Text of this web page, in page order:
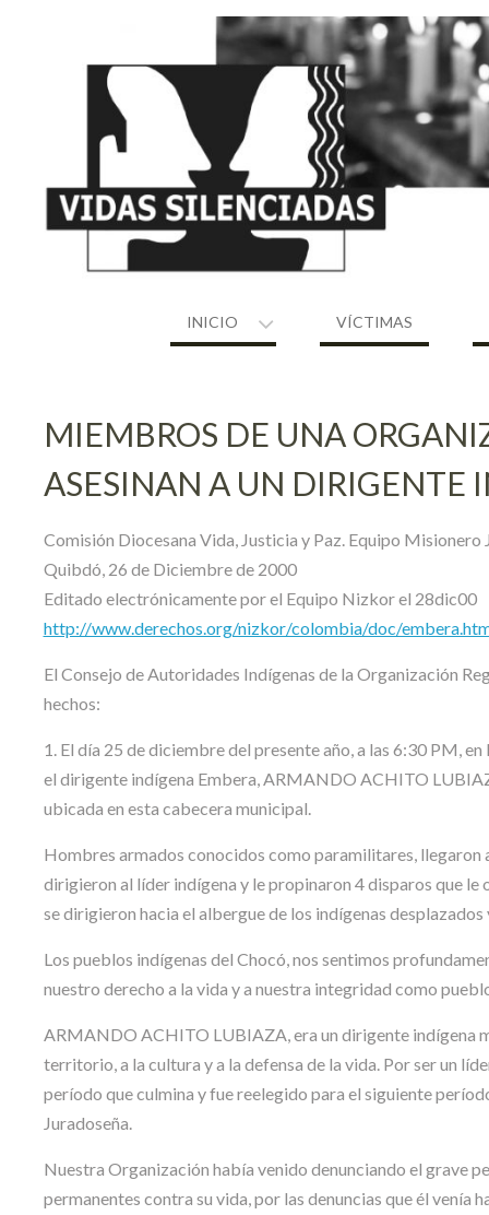
INICIO VÍCTIMAS
MIEMBROS DE UNA
ASESINAN A UN DIRIGENTE
Comisión Diocesana Vida, Justicia y Paz. Equipo Misionero
Quibdó, 26 de Diciembre de 2000
Editado electrónicamente por el Equipo Nizkor el 28dic00
http://www.derechos.org/nizkor/colombia/doc/
El Consejo de Autoridades Indígenas de la Organización
hechos:
1. El día 25 de diciembre del presente año, a las 6:30 PM,
el dirigente indígena Embera, ARMANDO ACHITO
ubicada en esta cabecera municipal.
Hombres armados conocidos como paramilitares, llegaron
dirigieron al líder indígena y le propinaron 4 disparos que
se dirigieron hacia el albergue de los indígenas
Los pueblos indígenas del Chocó, nos sentimos
nuestro derecho a la vida y a nuestra integridad como
ARMANDO ACHITO LUBIAZA, era un dirigente indígena
territorio, a la cultura y a la defensa de la vida. Por ser un
período que culmina y fue reelegido para el siguiente
Juradoseña.
Nuestra Organización había venido denunciando el grave
permanentes contra su vida, por las denuncias que él venía